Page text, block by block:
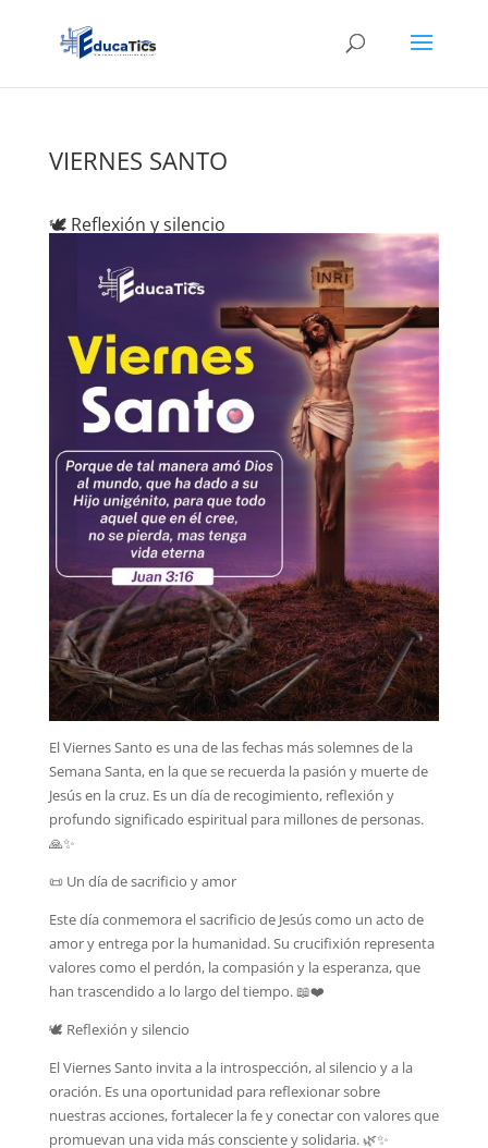
VIERNES SANTO
🕊️ Reflexión y silencio
El Viernes Santo es una de las fechas más solemnes de la
Semana Santa, en la que se recuerda la pasión y muerte de
Jesús en la cruz. Es un día de recogimiento, reflexión y
profundo significado espiritual para millones de personas.
🙏✨
📜 Un día de sacrificio y amor
Este día conmemora el sacrificio de Jesús como un acto de
amor y entrega por la humanidad. Su crucifixión representa
valores como el perdón, la compasión y la esperanza, que
han trascendido a lo largo del tiempo. 📖❤️
🕊️ Reflexión y silencio
El Viernes Santo invita a la introspección, al silencio y a la
oración. Es una oportunidad para reflexionar sobre
nuestras acciones, fortalecer la fe y conectar con valores que
promuevan una vida más consciente y solidaria. 🌿✨